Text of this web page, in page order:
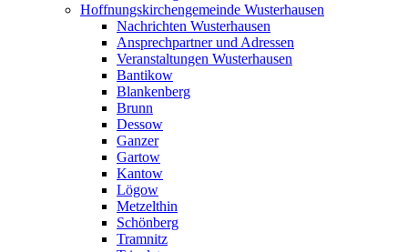
Hoffnungskirchengemeinde Wusterhausen
Nachrichten Wusterhausen
Ansprechpartner und Adressen
Veranstaltungen Wusterhausen
Bantikow
Blankenberg
Brunn
Dessow
Ganzer
Gartow
Kantow
Lögow
Metzelthin
Schönberg
Tramnitz